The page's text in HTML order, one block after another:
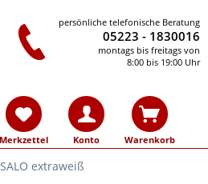
persönliche telefonische Beratung
05223 - 1830016
montags bis freitags von
8:00 bis 19:00 Uhr
Merkzettel Konto Warenkorb
extraweiß